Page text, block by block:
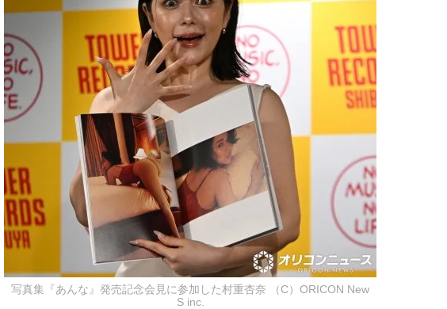
写真集『あんな』発売記念会見に参加した村重杏奈 （C）ORICON New
S inc.